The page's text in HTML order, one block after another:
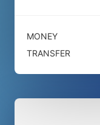
MONEY
TRANSFER